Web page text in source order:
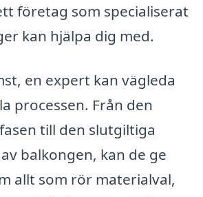
företag som specialiserat
kan hjälpa dig med.
en expert kan vägleda
processen. Från den
till den slutgiltiga
balkongen, kan de ge
allt som rör materialval,